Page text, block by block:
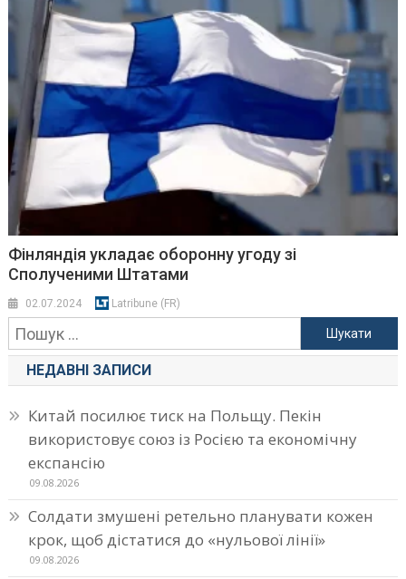
Фінляндія укладає оборонну угоду зі
Сполученими Штатами
02.07.2024 Latribune (FR)
Пошук:
НЕДАВНІ ЗАПИСИ
Китай посилює тиск на Польщу. Пекін
використовує союз із Росією та економічну
експансію
09.08.2026
Солдати змушені ретельно планувати кожен
крок, щоб дістатися до «нульової лінії»
09.08.2026